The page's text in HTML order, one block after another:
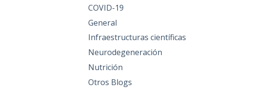
COVID-19
General
Infraestructuras científicas
Neurodegeneración
Nutrición
Otros Blogs